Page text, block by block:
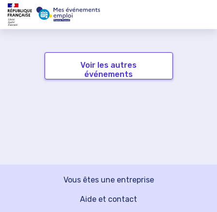
Voir les autres
événements
Vous êtes une entreprise
Aide et contact